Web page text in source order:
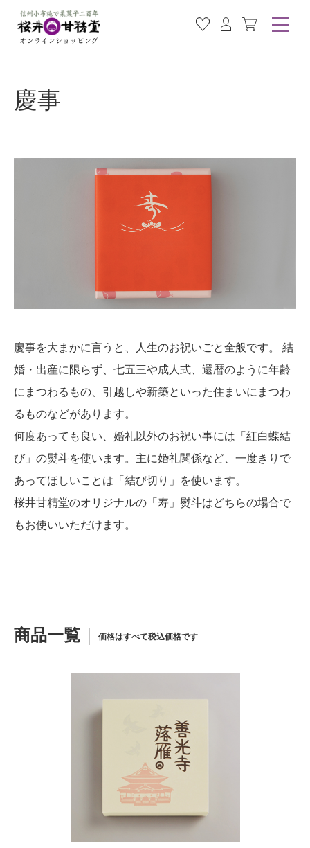
お気に入り商品
ログイン カート
慶事
慶事を大まかに言うと、人生のお祝いごと全般です。 結
婚・出産に限らず、七五三や成人式、還暦のように年齢
にまつわるもの、引越しや新築といった住まいにまつわ
るものなどがあります。
何度あっても良い、婚礼以外のお祝い事には「紅白蝶結
び」の熨斗を使います。主に婚礼関係など、一度きりで
あってほしいことは「結び切り」を使います。
桜井甘精堂のオリジナルの「寿」熨斗はどちらの場合で
もお使いいただけます。
商品一覧 価格はすべて税込価格です